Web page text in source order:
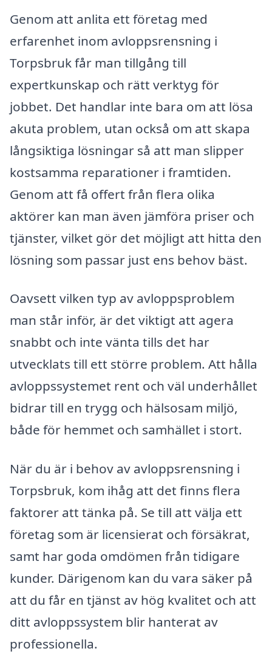
Genom att anlita ett företag med
erfarenhet inom avloppsrensning i
Torpsbruk får man tillgång till
expertkunskap och rätt verktyg för
jobbet. Det handlar inte bara om att lösa
akuta problem, utan också om att skapa
långsiktiga lösningar så att man slipper
kostsamma reparationer i framtiden.
Genom att få offert från flera olika
aktörer kan man även jämföra priser och
tjänster, vilket gör det möjligt att hitta den
lösning som passar just ens behov bäst.
Oavsett vilken typ av avloppsproblem
man står inför, är det viktigt att agera
snabbt och inte vänta tills det har
utvecklats till ett större problem. Att hålla
avloppssystemet rent och väl underhållet
bidrar till en trygg och hälsosam miljö,
både för hemmet och samhället i stort.
När du är i behov av avloppsrensning i
Torpsbruk, kom ihåg att det finns flera
faktorer att tänka på. Se till att välja ett
företag som är licensierat och försäkrat,
samt har goda omdömen från tidigare
kunder. Därigenom kan du vara säker på
att du får en tjänst av hög kvalitet och att
ditt avloppssystem blir hanterat av
professionella.